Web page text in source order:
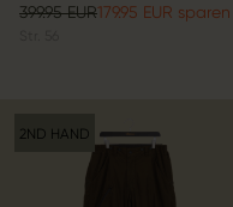
399.95 EUR179.95 EUR sparen
2ND HAND